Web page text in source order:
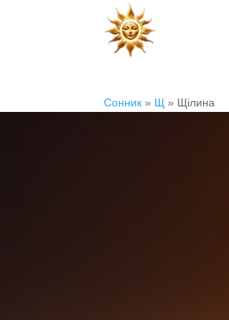
Сонник » Щ » Щілина